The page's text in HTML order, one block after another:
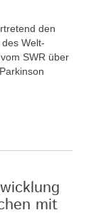
den
Welt-
SWR über
mit